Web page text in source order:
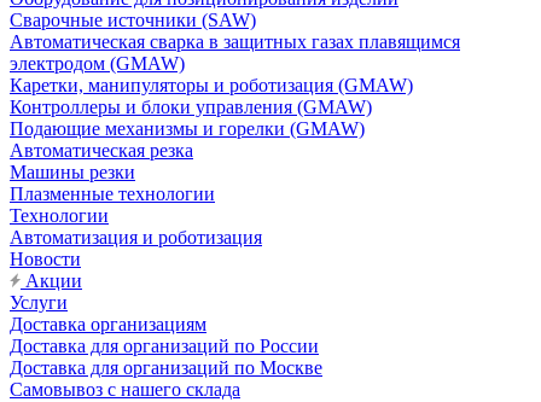
Сварочные источники (SAW)
Автоматическая сварка в защитных газах плавящимся
электродом (GMAW)
Каретки, манипуляторы и роботизация (GMAW)
Контроллеры и блоки управления (GMAW)
Подающие механизмы и горелки (GMAW)
Автоматическая резка
Машины резки
Плазменные технологии
Технологии
Автоматизация и роботизация
Новости
Акции
Услуги
Доставка организациям
Доставка для организаций по России
Доставка для организаций по Москве
Самовывоз с нашего склада